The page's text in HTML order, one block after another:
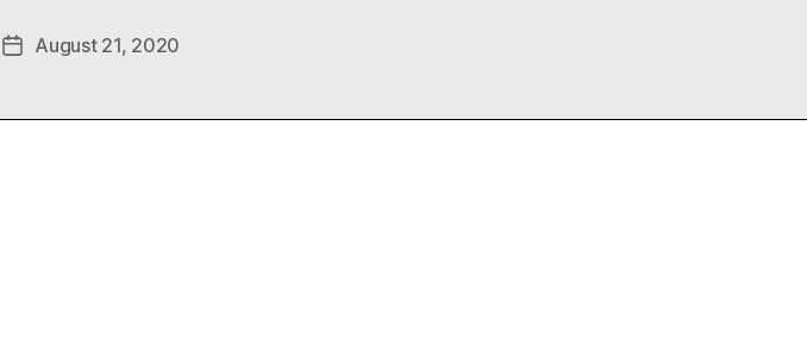
Veröffentlichungsdatum
August 21, 2020